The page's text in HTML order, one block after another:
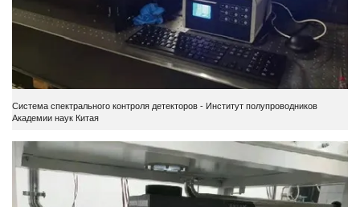
Система спектрального контроля детекторов - Институт полупроводников
Академии наук Китая